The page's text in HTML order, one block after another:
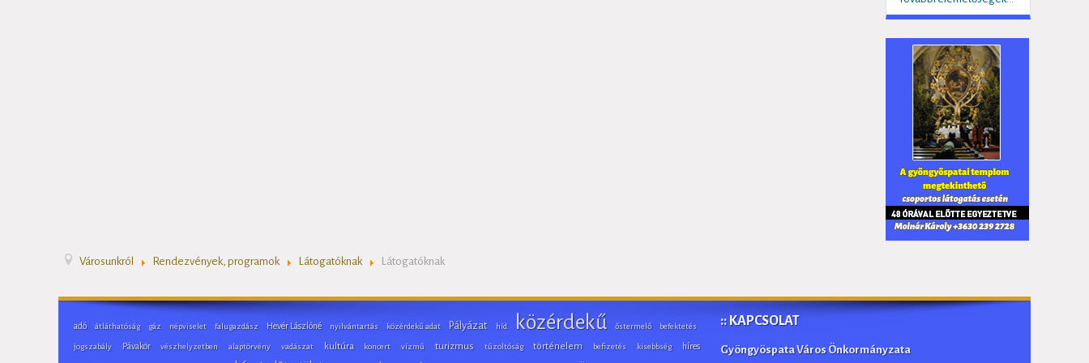
Városunkról Rendezvények, programok Látogatóknak Látogatóknak
adó átláthatóság gáz népviselet falugazdász Hevér Lászlóné nyilvántartás közérdekű adat Pályázat híd közérdekű őstermelő befektetés
jogszabály Pávakör vészhelyzetben alaptörvény vadászat kultúra koncert vízmű turizmus tűzoltóság történelem befizetés kisebbség híres
:: KAPCSOLAT
Gyöngyöspata Város Önkormányzata